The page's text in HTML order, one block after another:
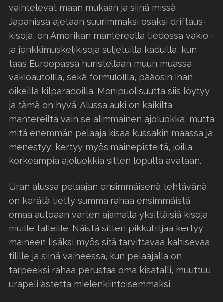
vaihtelevat maan mukaan ja siinä missä
Japanissa ajetaan suurimmaksi osaksi driftaus-
kisoja, on Amerikan mantereella tiedossa vakio -
ja jenkkimuskelikisoja suljetuilla kaduilla, kun
taas Euroopassa huristellaan muun muassa
vakioautoilla, sekä formuloilla, pääosin ihan
oikeilla kilparadoilla. Monipuolisuutta siis löytyy
ja tämä on hyvä. Alussa auki on kaikilta
mantereilta vain se alimmainen ajoluokka, mutta
mitä enemmän pelaaja kisaa kussakin maassa ja
menestyy, kertyy myös mainepisteitä, joilla
korkeampia ajoluokkia sitten lopulta avataan.
Uran alussa pelaajan ensimmäisenä tehtävänä
on kerätä tietty summa rahaa ensimmäistä
omaa autoaan varten ajamalla yksittäisiä kisoja
muille talleille. Näistä sitten pikkuhiljaa kertyy
maineen lisäksi myös sitä tarvittavaa kahisevaa
tilille ja siinä vaiheessa, kun pelaajalla on
tarpeeksi rahaa perustaa oma kisatalli, muuttuu
urapeli astetta mielenkiintoisemmaksi.